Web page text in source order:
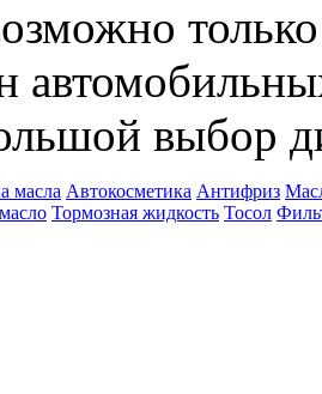
выбор
масла Автокосметика Антифриз
Тормозная жидкость Тосол